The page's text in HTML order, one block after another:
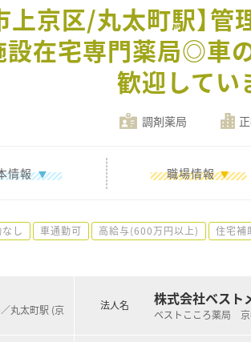
上京区/丸太町駅】
在宅専門薬局◎車
歓迎してい
調剤薬局
情報 職場情報
し 車通勤可 高給与(600万円以上) 住宅補
丸太町駅 (京 法人名 株式会社ベスト
ベストこころ薬局